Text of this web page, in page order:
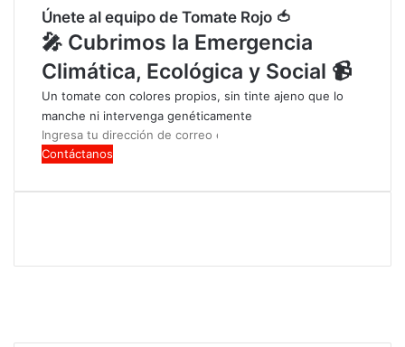
o
f
r
e
a
u
n
p
Únete al equipo de Tomate Rojo 🍅
🎤 Cubrimos la Emergencia
Climática, Ecológica y Social 📹
Un tomate con colores propios, sin tinte ajeno que lo
manche ni intervenga genéticamente
Ingresa
tu
de